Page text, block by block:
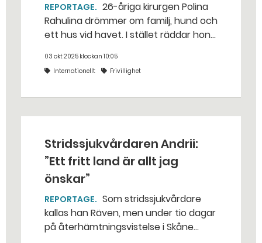
REPORTAGE
Rahulina drömmer om familj, hund och
ett hus vid havet. I stället räddar hon
första jag gör varje morgon är att
sms:a min familj och fråga om de
03 okt 2025 klockan 10:05
Internationellt
Frivillighet
Stridssjukvårdaren Andrii:
”Ett fritt land är allt jag
önskar”
REPORTAGE
kallas han Räven, men under tio dagar
på återhämtningsvistelse i Skåne